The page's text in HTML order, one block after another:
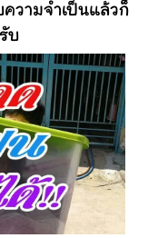
วามจำเป็นแล้วก็
บ